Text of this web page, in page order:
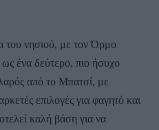
του νησιού, με τον Όρμο
ένα δεύτερο, πιο ήσυχο
από το Μπατσί, με
επιλογές για φαγητό και
καλή βάση για να